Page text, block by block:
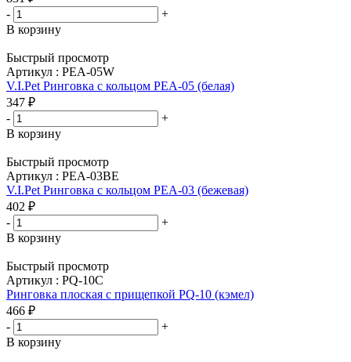
-
+
В корзину
Быстрый просмотр
Артикул : PEA-05W
V.I.Pet Ринговка с кольцом PEA-05 (белая)
347 ₽
-
+
В корзину
Быстрый просмотр
Артикул : PEA-03BE
V.I.Pet Ринговка с кольцом PEA-03 (бежевая)
402 ₽
-
+
В корзину
Быстрый просмотр
Артикул : PQ-10C
Ринговка плоская с прищепкой PQ-10 (кэмел)
466 ₽
-
+
В корзину